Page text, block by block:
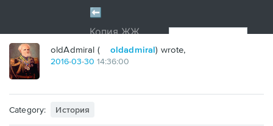
oldAdmiral ( oldadmiral) wrote,
2016-03-30 14:36:00
Category: История